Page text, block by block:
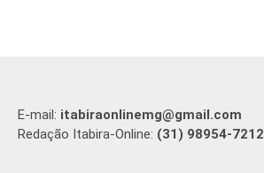
E-mail: itabiraonlinemg@gmail.com
Redação Itabira-Online: (31) 98954-7212